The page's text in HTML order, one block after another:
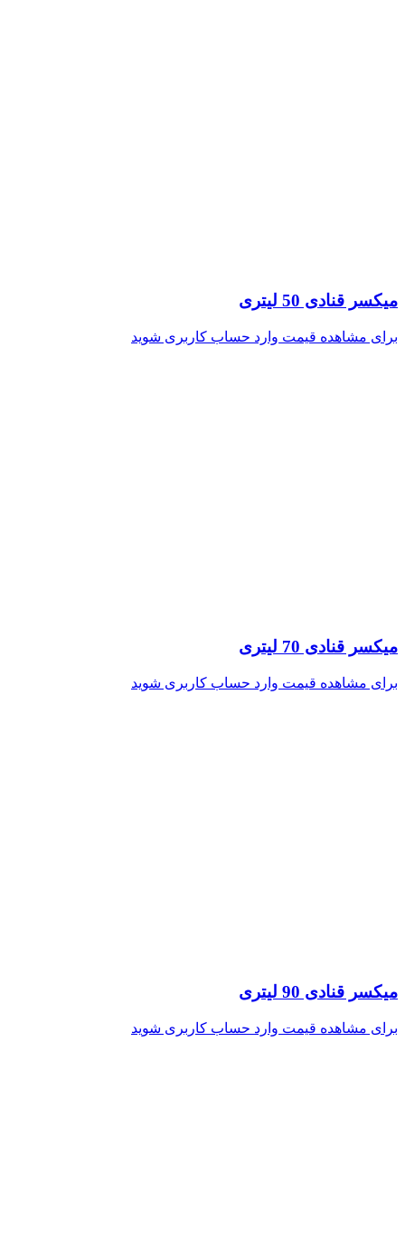
میکسر قنادی 50 لیتری
برای مشاهده قیمت وارد حساب کاربری شوید
میکسر قنادی 70 لیتری
برای مشاهده قیمت وارد حساب کاربری شوید
میکسر قنادی 90 لیتری
برای مشاهده قیمت وارد حساب کاربری شوید